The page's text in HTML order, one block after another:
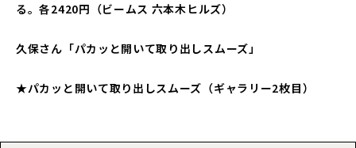
る。各2420円（ビームス 六本木ヒルズ）
久保さん「パカッと開いて取り出しスムーズ」
★パカッと開いて取り出しスムーズ（ギャラリー2枚目）